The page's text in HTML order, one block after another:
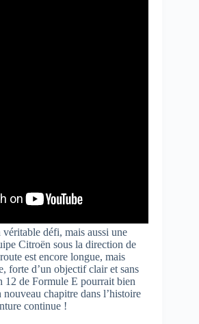
défi, mais aussi une
Citroën sous la direction de
est encore longue, mais
forte d’un objectif clair et sans
12 de Formule E pourrait bien
nouveau chapitre dans l’histoire
continue !